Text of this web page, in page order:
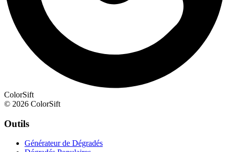
ColorSift
© 2026 ColorSift
Outils
Générateur de Dégradés